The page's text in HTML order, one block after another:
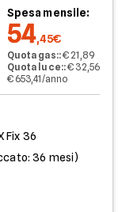
Spesa mensile:
54,45€
Quota gas::€ 21,89
Quota luce::€ 32,56
€ 653,41/anno
Fix 36
36 mesi)